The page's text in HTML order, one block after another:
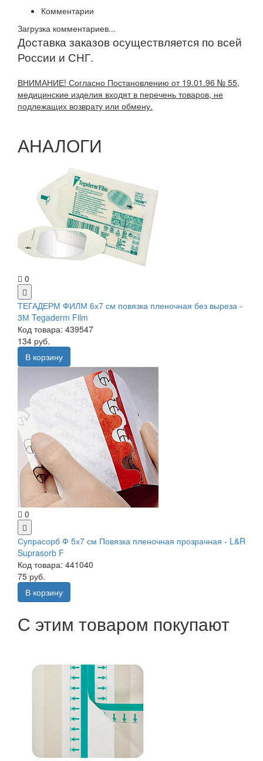
Комментарии
Загрузка комментариев...
Доставка заказов осуществляется по всей
России и СНГ.
ВНИМАНИЕ! Согласно Постановлению от 19.01.96 № 55,
медицинские изделия входят в перечень товаров, не
подлежащих возврату или обмену.
АНАЛОГИ
0
ТЕГАДЕРМ ФИЛМ 6х7 см повязка пленочная без выреза -
3М Tegaderm Film
Код товара: 439547
134 руб.
В корзину
0
Супрасорб Ф 5х7 см Повязка пленочная прозрачная - L&R
Suprasorb F
Код товара: 441040
75 руб.
В корзину
С этим товаром покупают